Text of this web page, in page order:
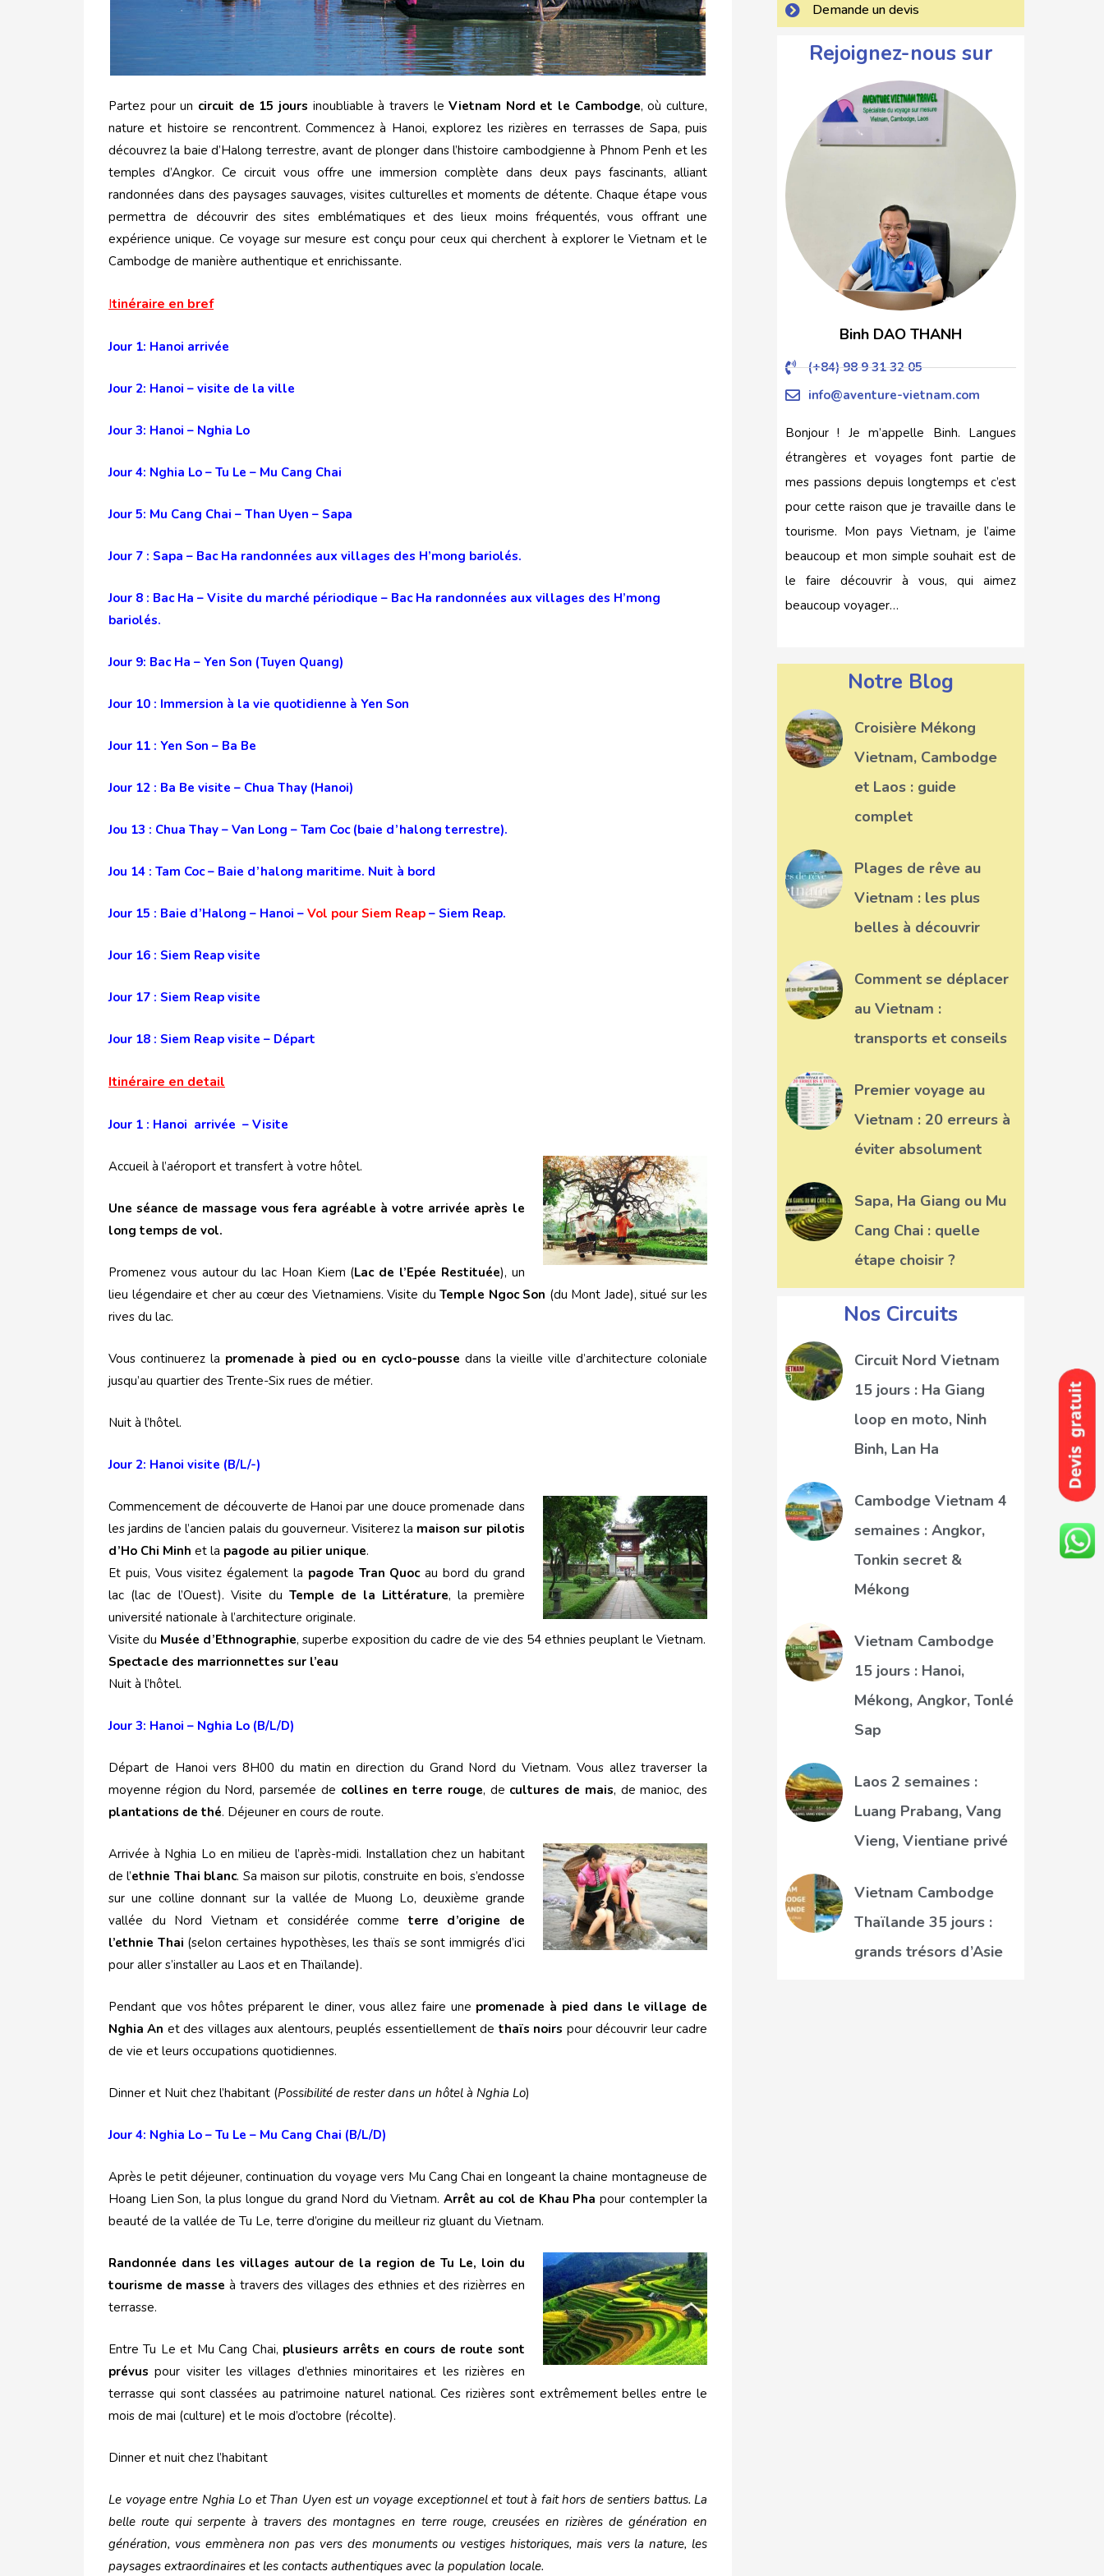
Partez pour un circuit de 15 jours inoubliable à travers leVietnam Nord et le Cambodge, où culture,
nature et histoire se rencontrent. Commencez à Hanoi, explorez les rizières en terrasses de Sapa, puis
découvrez la baie d’Halong terrestre, avant de plonger dans l’histoire cambodgienne à Phnom Penh et les
temples d’Angkor. Ce circuit vous offre une immersion complète dans deux pays fascinants, alliant
randonnées dans des paysages sauvages, visites culturelles et moments de détente. Chaque étape vous
permettra de découvrir des sites emblématiques et des lieux moins fréquentés, vous offrant une
expérience unique. Ce voyage sur mesure est conçu pour ceux qui cherchent à explorer le Vietnam et le
Cambodge de manière authentique et enrichissante.
Itinéraire en bref
Jour 1: Hanoi arrivée
Jour 2: Hanoi – visite de la ville
Jour 3: Hanoi – Nghia Lo
Jour 4: Nghia Lo – Tu Le – Mu Cang Chai
Jour 5: Mu Cang Chai – Than Uyen – Sapa
Jour 7 : Sapa – Bac Ha randonnées aux villages des H’mong bariolés.
Jour 8 : Bac Ha – Visite du marché périodique – Bac Ha randonnées aux villages des H’mong
bariolés.
Jour 9: Bac Ha – Yen Son (Tuyen Quang)
Jour 10 : Immersion à la vie quotidienne à Yen Son
Jour 11 : Yen Son – Ba Be
Jour 12 : Ba Be visite – Chua Thay (Hanoi)
Jou 13 : Chua Thay – Van Long – Tam Coc (baie d’halong terrestre).
Jou 14 : Tam Coc – Baie d’halong maritime. Nuit à bord
Jour 15 : Baie d’Halong – Hanoi – Vol pour Siem Reap – Siem Reap.
Jour 16 : Siem Reap visite
Jour 17 : Siem Reap visite
Jour 18 : Siem Reap visite – Départ
Itinéraire en detail
Jour 1 : Hanoi arrivée – Visite
Accueil à l’aéroport et transfert à votre hôtel.
Une séance de massage vous fera agréable à votre arrivée après le
long temps de vol.
Promenez vous autour du lac Hoan Kiem (Lac de l’Epée Restituée), un
lieu légendaire et cher au cœur des Vietnamiens. Visite duTemple Ngoc Son (du Mont Jade), situé sur les
rives du lac.
Vous continuerez la promenade à pied ou en cyclo-pousse dans la vieille ville d’architecture coloniale
jusqu’au quartier des Trente-Six rues de métier.
Nuit à l’hôtel.
Jour 2: Hanoi visite (B/L/-)
Commencement de découverte de Hanoi par une douce promenade dans
les jardins de l’ancien palais du gouverneur. Visiterez la maison sur pilotis
d’Ho Chi Minh et la pagode au pilier unique.
Et puis, Vous visitez également la pagode Tran Quocau bord du grand
lac (lac de l’Ouest). Visite du Temple de la Littérature, la première
université nationale à l’architecture originale.
Visite du Musée d’Ethnographie, superbe exposition du cadre de vie des 54 ethnies peuplant le Vietnam.
Spectacle des marrionnettes sur l’eau
Nuit à l’hôtel.
Jour 3: Hanoi – Nghia Lo (B/L/D)
Départ de Hanoi vers 8H00 du matin en direction du Grand Nord du Vietnam. Vous allez traverser la
moyenne région du Nord, parsemée de collines en terre rouge, de cultures de mais, de manioc, des
plantations de thé. Déjeuner en cours de route.
Arrivée à Nghia Lo en milieu de l’après-midi. Installation chez un habitant
de l’ethnie Thai blanc. Sa maison sur pilotis, construite en bois, s’endosse
sur une colline donnant sur la vallée de Muong Lo, deuxième grande
vallée du Nord Vietnam et considérée comme terre d’origine de
l’ethnie Thai (selon certaines hypothèses, les thaïs se sont immigrés d’ici
pour aller s’installer au Laos et en Thaïlande).
Pendant que vos hôtes préparent le diner, vous allez faire une promenade à pied dans le village de
Nghia An et des villages aux alentours, peuplés essentiellement de thaïs noirs pour découvrir leur cadre
de vie et leurs occupations quotidiennes.
Dinner et Nuit chez l’habitant (Possibilité de rester dans un hôtel à Nghia Lo)
Jour 4: Nghia Lo – Tu Le – Mu Cang Chai (B/L/D)
Après le petit déjeuner, continuation du voyage vers Mu Cang Chai en longeant la chaine montagneuse de
Hoang Lien Son, la plus longue du grand Nord du Vietnam. Arrêt au col de Khau Pha pour contempler la
beauté de la vallée de Tu Le, terre d’origine du meilleur riz gluant du Vietnam.
Randonnée dans les villages autour de la region de Tu Le, loin du
tourisme de masse à travers des villages des ethnies et des rizièrres en
terrasse.
Entre Tu Le et Mu Cang Chai, plusieurs arrêts en cours de route sont
prévus pour visiter les villages d’ethnies minoritaires et les rizières en
terrasse qui sont classées au patrimoine naturel national. Ces rizières sont extrêmement belles entre le
mois de mai (culture) et le mois d’octobre (récolte).
Dinner et nuit chez l’habitant
Le voyage entre Nghia Lo et Than Uyen est un voyage exceptionnel et tout à fait hors de sentiers battus. La
belle route qui serpente à travers des montagnes en terre rouge, creusées en rizières de génération en
génération, vous emmènera non pas vers des monuments ou vestiges historiques, mais vers la nature, les
paysages extraordinaires et les contacts authentiques avec la population locale.
Demande un devis
Rejoignez-nous sur
Binh DAO THANH
(+84) 98 9 31 32 05
info@aventure-vietnam.com
Bonjour ! Je m’appelle Binh. Langues
étrangères et voyages font partie de
mes passions depuis longtemps et c’est
pour cette raison que je travaille dans le
tourisme. Mon pays Vietnam, je l’aime
beaucoup et mon simple souhait est de
le faire découvrir à vous, qui aimez
beaucoup voyager…
Notre Blog
Croisière Mékong
Vietnam, Cambodge
et Laos : guide
complet
Plages de rêve au
Vietnam : les plus
belles à découvrir
Comment se déplacer
au Vietnam :
transports et conseils
Premier voyage au
Vietnam : 20 erreurs à
éviter absolument
Sapa, Ha Giang ou Mu
Cang Chai : quelle
étape choisir ?
Nos Circuits
Circuit Nord Vietnam
15 jours : Ha Giang
loop en moto, Ninh
Binh, Lan Ha
Cambodge Vietnam 4
semaines : Angkor,
Tonkin secret &
Mékong
Vietnam Cambodge
15 jours : Hanoi,
Mékong, Angkor, Tonlé
Sap
Laos 2 semaines :
Luang Prabang, Vang
Vieng, Vientiane privé
Vietnam Cambodge
Thaïlande 35 jours :
grands trésors d’Asie